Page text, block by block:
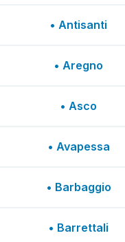
• Antisanti
• Aregno
• Asco
• Avapessa
• Barbaggio
• Barrettali